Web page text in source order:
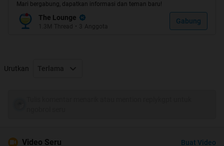
THANKS CENDOLNYA YA GAN :terimakasih
Mari bergabung, dapatkan informasi dan teman baru!
The Lounge
1.3M Thread • 3 Anggota
Gabung
Urutkan Terlama
Video Seru Buat Video